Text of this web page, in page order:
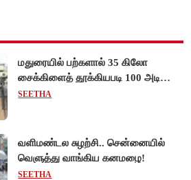
மதுரையில் பற்களால் 35 கிலோ
சைக்கிளைத் தூக்கியபடி 100 அடி
நடந்து சென்று முன்னாள் ராணுவ வீரர்
SEETHA
வளிமண்டல சுழற்சி.. சென்னையில்
வெளுத்து வாங்கிய கனமழை!
SEETHA